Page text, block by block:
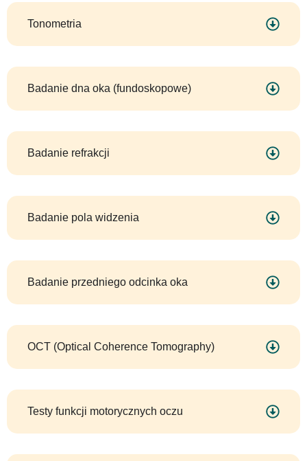
Tonometria
Badanie dna oka (fundoskopowe)
Badanie refrakcji
Badanie pola widzenia
Badanie przedniego odcinka oka
OCT (Optical Coherence Tomography)
Testy funkcji motorycznych oczu